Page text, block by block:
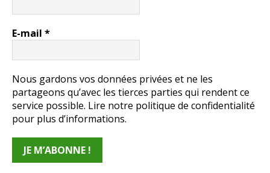
E-mail *
Nous gardons vos données privées et ne les
partageons qu’avec les tierces parties qui rendent ce
service possible. Lire notre politique de confidentialité
pour plus d’informations.